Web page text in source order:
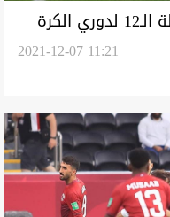
مباريات وتوقيتات وملاعب الجولة الـ12 لدوري الكرة
2021-12-07 11:21